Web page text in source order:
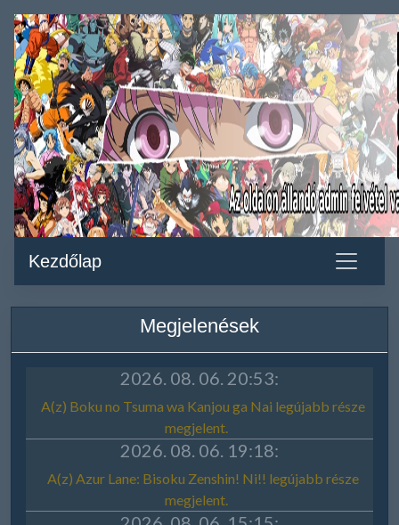
Kezdőlap
Megjelenések